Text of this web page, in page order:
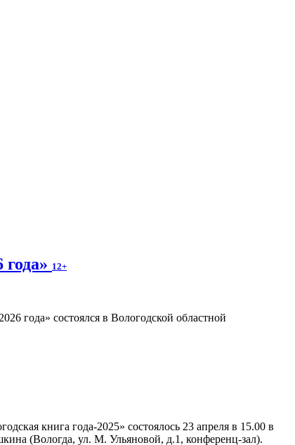
12+
года» состоялся в Вологодской областной
книга года-2025» состоялось 23 апреля в 15.00 в
(Вологда, ул. М. Ульяновой, д.1, конференц-зал).